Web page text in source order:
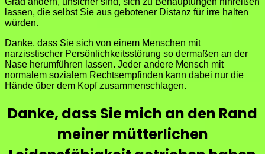
lassen, die selbst Sie aus gebotener Distanz für irre halten
würden.
Danke, dass Sie sich von einem Menschen mit
narzisstischer Persönlichkeitsstörung so dermaßen an der
Nase herumführen lassen. Jeder andere Mensch mit
normalem sozialem Rechtsempfinden kann dabei nur die
Hände über dem Kopf zusammenschlagen.
Danke, dass Sie mich an den Rand
meiner mütterlichen